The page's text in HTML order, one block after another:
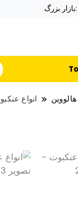
بزرگ
لوازم
بازی تراول
انواع